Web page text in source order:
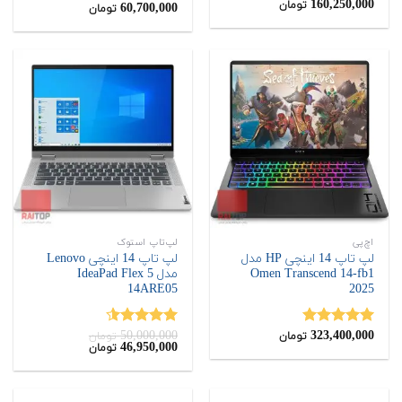
از 5
160,250,000 تومان
نمره
60,700,000 تومان
اچ‌پی
لپ تاپ 14 اینچی HP مدل
Omen Transcend 14-fb1
2025
نمره5.00
323,400,000 تومان
لپ‌تاپ استوک
لپ تاپ 14 اینچی Lenovo
مدل IdeaPad Flex 5
14ARE05
نمره4.50
از 5
50,000,000 تومان
قیمت
اصلی:
50,000,000
46,950,000 تومانقیمت
46,950,000